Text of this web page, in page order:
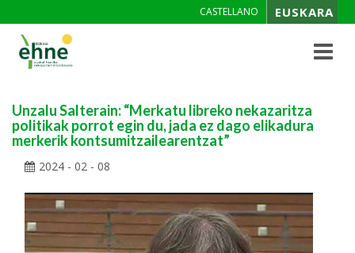
CASTELLANO EUSKARA
Toggle
Unzalu Salterain: “Merkatu libreko nekazaritza
politikak porrot egin du, jada ez dago elikadura
merkerik kontsumitzailearentzat”
2024 - 02 - 08